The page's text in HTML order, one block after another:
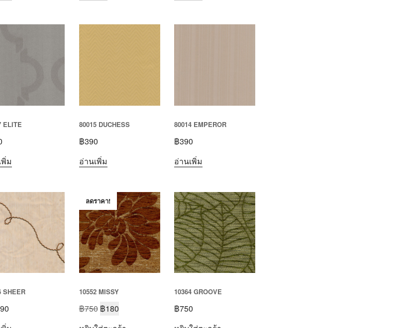
ELITE
ม
80015 DUCHESS
฿390
อ่านเพิ่ม
80014 EMPEROR
฿390
อ่านเพิ่ม
SHEER
ลดราคา!
10552 MISSY
฿750 ฿180
10364 GROOVE
฿750